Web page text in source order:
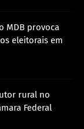
MDB provoca
eleitorais em
rural no
Federal